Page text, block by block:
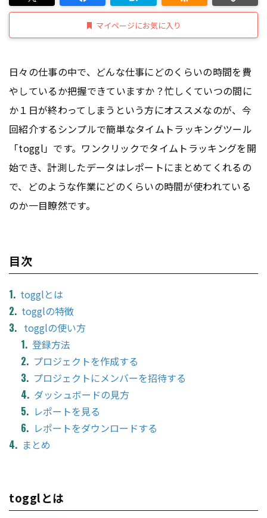
マイページにお気に入り
日々の仕事の中で、どんな仕事にどのくらいの時間を費
やしているか把握できていますか？忙しくていつの間に
か１日が終わってしまうという方にオススメなのが、今
回紹介するシンプルで簡単なタイムトラッキングツール
「toggl」です。ワンクリックでタイムトラッキングを開
始でき、計測したデータはレポートにまとめてくれるの
で、どのような作業にどのくらいの時間が使われている
のか一目瞭然です。
目次
togglとは
togglの特徴
togglの使い方
登録方法
プロジェクトを作成する
プロジェクトにメンバーを招待する
ダッシュボードの見方
レポートを見る
レポートをダウンロードする
まとめ
togglとは